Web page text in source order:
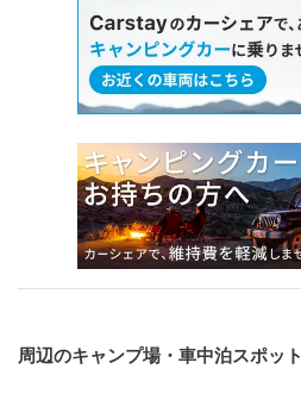
周辺のキャンプ場・車中泊スポット